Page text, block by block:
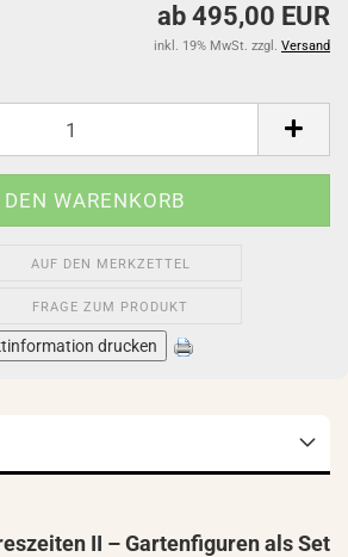
ab 495,00 EUR
inkl. 19% MwSt. zzgl. Versand
AUF DEN MERKZETTEL
FRAGE ZUM PRODUKT
drucken
II – Gartenfiguren als Set